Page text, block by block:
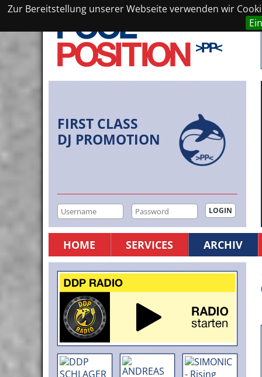
Zur Bereitstellung unserer Webseite verwenden wir
FIRST CLASS
DJ PROMOTION
HOME SERVICES ARCHIV